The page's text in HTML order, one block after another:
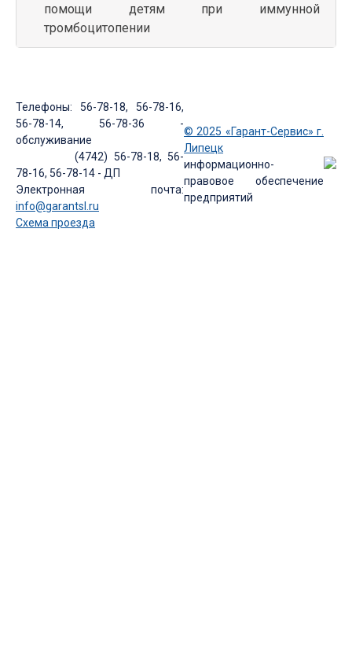
помощи детям при иммунной
тромбоцитопении
Телефоны: 56-78-18, 56-78-16,
56-78-14, 56-78-36 -
обслуживание
(4742) 56-78-18, 56-
78-16, 56-78-14 - ДП
Электронная почта:
info@garantsl.ru
Схема проезда
© 2025 «Гарант-Сервис» г.
Липецк
информационно-
правовое обеспечение
предприятий